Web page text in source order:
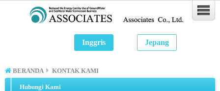
Jepang
Inggris
BERANDA KONTAK KAMI
Hubungi Kami